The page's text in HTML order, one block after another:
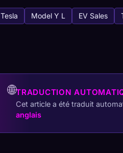
Tesla Model Y L EV Sales
🌐TRADUCTION
Cet article a été traduit
anglais
🧬Xeno Database
Collectés :0/ 441
DÉCOUVERTARCHÉTYPES
12
LE PLUS
-